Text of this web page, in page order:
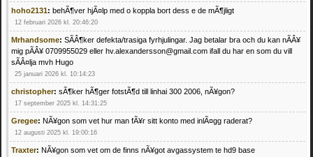
hoho2131: behÃ¶ver hjÃ¤lp med o koppla bort dess e de mÃ¶jligt
12 februari 2026 kl. 20:46:20
Mrhandsome: SÃÂ¶ker defekta/trasiga fyrhjulingar. Jag betalar bra och du kan nÃÂ¥
mig pÃÂ¥ 0709955029 eller hv.alexandersson@gmail.com ifall du har en som du vill
sÃÂ¤lja mvh Hugo
25 januari 2026 kl. 10:14:23
christopher: sÃ¶ker hÃ¶ger fotstÃ¶d till linhai 300 2006, nÃ¥gon?
17 september 2025 kl. 14:31:25
Gregee: NÃ¥gon som vet hur man fÃ¥r sitt konto med inlÃ¤gg raderat?
12 augusti 2025 kl. 19:00:16
Traxter: NÃ¥gon som vet om de finns nÃ¥got avgassystem te hd9 base